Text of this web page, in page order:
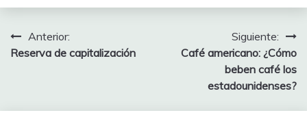
Navegación
de
Anterior:
Reserva de capitalización
Siguiente:
Café americano: ¿Cómo
beben café los
estadounidenses?